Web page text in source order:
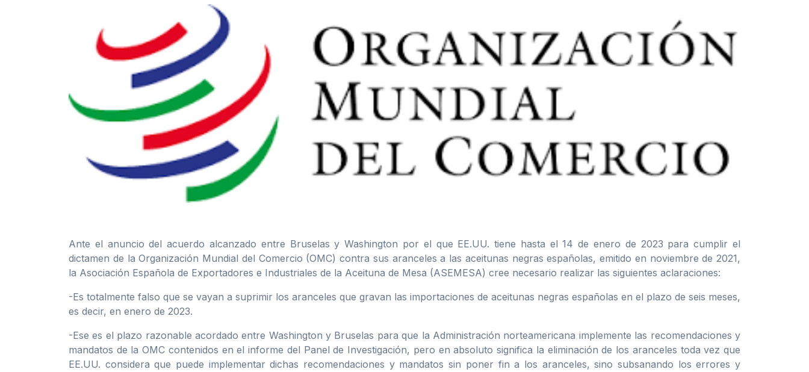
Ante el anuncio del acuerdo alcanzado entre Bruselas y Washington por el que EE.UU. tiene hasta el 14 de enero de 2023 para cumplir el
dictamen de la Organización Mundial del Comercio (OMC) contra sus aranceles a las aceitunas negras españolas, emitido en noviembre de 2021,
la Asociación Española de Exportadores e Industriales de la Aceituna de Mesa (ASEMESA) cree necesario realizar las siguientes aclaraciones:
-Es totalmente falso que se vayan a suprimir los aranceles que gravan las importaciones de aceitunas negras españolas en el plazo de seis meses,
es decir, en enero de 2023.
-Ese es el plazo razonable acordado entre Washington y Bruselas para que la Administración norteamericana implemente las recomendaciones y
mandatos de la OMC contenidos en el informe del Panel de Investigación, pero en absoluto significa la eliminación de los aranceles toda vez que
EE.UU. considera que puede implementar dichas recomendaciones y mandatos sin poner fin a los aranceles, sino subsanando los errores y